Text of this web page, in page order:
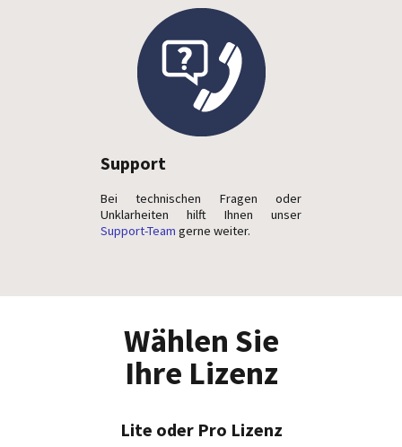
Support
Bei technischen Fragen oder
Unklarheiten hilft Ihnen unser
Support-Team gerne weiter.
Wählen Sie
Ihre Lizenz
Lite oder Pro Lizenz